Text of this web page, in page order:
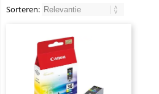
Sorteren: